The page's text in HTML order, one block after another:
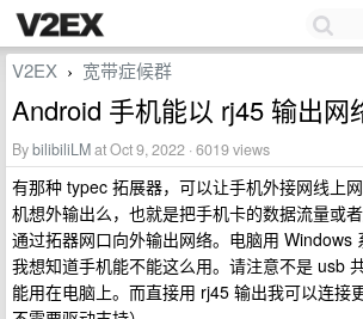
V2EX › 宽带症候群
Android 手机能以 rj45 输出网
BybilibiliLMat Oct 9, 2022 · 6019 views
有那种 typec 拓展器，可以让手机外接网线上
机想外输出么，也就是把手机卡的数据流量或者
通过拓器网口向外输出网络。电脑用 Windows
我想知道手机能不能这么用。请注意不是 usb
能用在电脑上。而直接用 rj45 输出我可以连接